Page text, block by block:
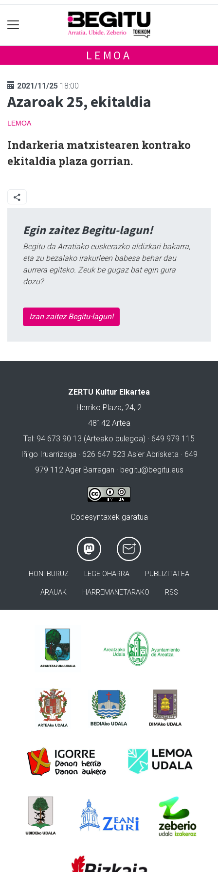
LEMOA
2021/11/25 18:00
Azaroak 25, ekitaldia
LEMOA
Indarkeria matxistearen kontrako
ekitaldia plaza gorrian.
Egin zaitez Begitu-lagun!
Begitu da Arratiako euskerazko aldizkari bakarra,
eta zu bezalako irakurleen babesa behar dau
aurrera egiteko. Zeuk be gugaz bat egin gura
dozu?
Izan zaitez Begitu-lagun!
ZERTU Kultur Elkartea
Herriko Plaza, 24, 2
48142 Artea
Tel: 94 673 90 13 (Arteako bulegoa) · 649 979 115
Iñigo Iruarrizaga · 626 647 923 Asier Abrisketa · 649
979 112 Ager Barragan · begitu@begitu.eus
Codesyntaxek garatua
HONI BURUZ LEGE OHARRA PUBLIZITATEA
ARAUAK HARREMANETARAKO RSS